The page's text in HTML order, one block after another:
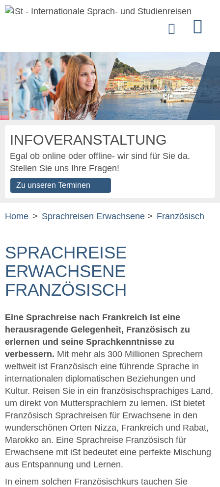
INFOVERANSTALTUNG
Egal ob online oder offline- wir sind für Sie da.
Stellen Sie uns Ihre Fragen!
Zu unseren Terminen
Home > Sprachreisen Erwachsene > Französisch
SPRACHREISE
ERWACHSENE
FRANZÖSISCH
Eine Sprachreise nach Frankreich ist eine
herausragende Gelegenheit, Französisch zu
erlernen und seine Sprachkenntnisse zu
verbessern. Mit mehr als 300 Millionen Sprechern
weltweit ist Französisch eine führende Sprache in
internationalen diplomatischen Beziehungen und
Kultur. Reisen Sie in ein französischsprachiges Land,
um direkt von Muttersprachlern zu lernen. iSt bietet
Französisch Sprachreisen für Erwachsene in den
wunderschönen Orten Nizza, Frankreich und Rabat,
Marokko an. Eine Sprachreise Französisch für
Erwachsene mit iSt bedeutet eine perfekte Mischung
aus Entspannung und Lernen.
In einem solchen Französischkurs tauchen Sie